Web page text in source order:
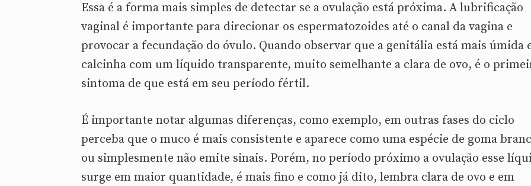
Essa é a forma mais simples de detectar se a ovulação está próxima. A lubrificação
vaginal é importante para direcionar os espermatozoides até o canal da vagina e
provocar a fecundação do óvulo. Quando observar que a genitália está mais úmida
calcinha com um líquido transparente, muito semelhante a clara de ovo, é o
sintoma de que está em seu período fértil.
É importante notar algumas diferenças, como exemplo, em outras fases do ciclo
perceba que o muco é mais consistente e aparece como uma espécie de goma
ou simplesmente não emite sinais. Porém, no período próximo a ovulação esse
surge em maior quantidade, é mais fino e como já dito, lembra clara de ovo e em